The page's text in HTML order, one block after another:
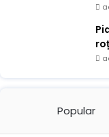
Popular